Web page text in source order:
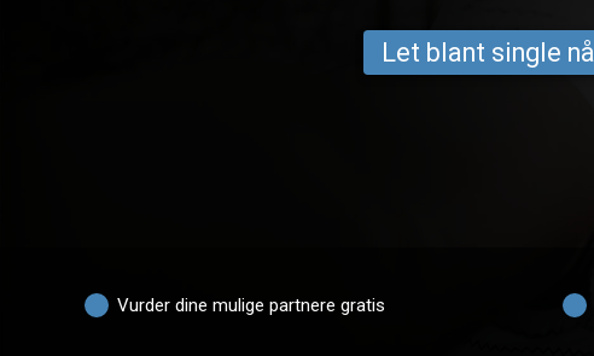
Let blant single nå
Vurder dine mulige partnere gratis